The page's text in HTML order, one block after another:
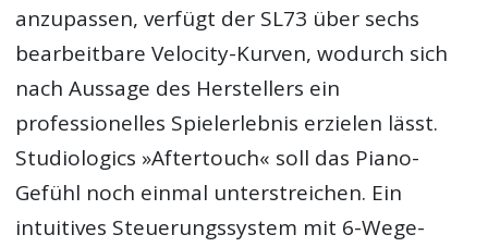
anzupassen, verfügt der SL73 über sechs
bearbeitbare Velocity-Kurven, wodurch sich
nach Aussage des Herstellers ein
professionelles Spielerlebnis erzielen lässt.
Studiologics »Aftertouch« soll das Piano-
Gefühl noch einmal unterstreichen. Ein
intuitives Steuerungssystem mit 6-Wege-